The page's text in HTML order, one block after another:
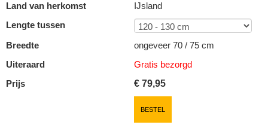
Land van herkomst
IJsland
Lengte tussen
Breedte
ongeveer 70 / 75 cm
Uiteraard
Gratis bezorgd
Prijs
€ 79,95
BESTEL